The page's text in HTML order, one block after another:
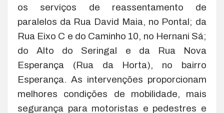
os serviços de reassentamento de
paralelos da Rua David Maia, no Pontal; da
Rua Eixo C e do Caminho 10, no Hernani Sá;
do Alto do Seringal e da Rua Nova
Esperança (Rua da Horta), no bairro
Esperança. As intervenções proporcionam
melhores condições de mobilidade, mais
segurança para motoristas e pedestres e